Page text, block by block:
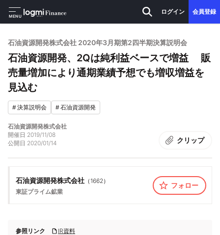
MENU
ログイン 会員登録
石油資源開発株式会社 2020年3月期第2四半期決算説明会
石油資源開発、2Qは純利益ベースで増益 販
売量増加により通期業績予想でも増収増益を
見込む
#決算説明会 #石油資源開発
石油資源開発株式会社
開催日 2019/11/08
公開日 2020/01/14 クリップ
石油資源開発株式会社 （ 1662）
東証プライム鉱業
フォロー
参照リンク IR資料